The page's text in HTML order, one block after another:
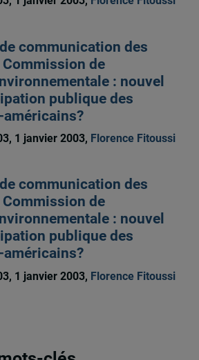
communication des
de
: nouvel
publique des
1 janvier 2003, Florence Fitoussi
communication des
de
: nouvel
publique des
1 janvier 2003, Florence Fitoussi